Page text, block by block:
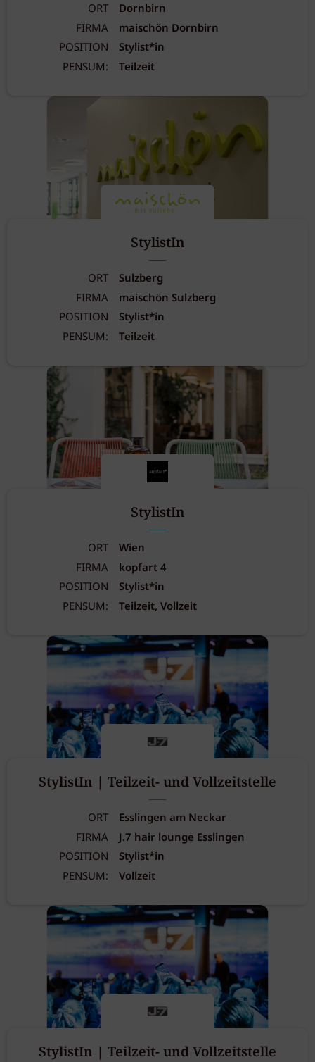
ORT
Dornbirn
FIRMA
maischön Dornbirn
POSITION
Stylist*in
PENSUM:
Teilzeit
StylistIn
ORT
Sulzberg
FIRMA
maischön Sulzberg
POSITION
Stylist*in
PENSUM:
Teilzeit
StylistIn
ORT
Wien
FIRMA
kopfart 4
POSITION
Stylist*in
PENSUM:
Teilzeit, Vollzeit
StylistIn | Teilzeit- und Vollzeitstelle
ORT
Esslingen am Neckar
FIRMA
J.7 hair lounge Esslingen
POSITION
Stylist*in
PENSUM:
Vollzeit
StylistIn | Teilzeit- und Vollzeitstelle